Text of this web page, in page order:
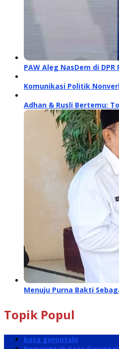
PAW Aleg NasDem di
Komunikasi Politik
Adhan & Rusli Bertemu:
Menuju Purna Bakti
Topik Popul
kota gorontalo